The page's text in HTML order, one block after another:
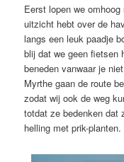
Eerst lopen we
uitzicht hebt over de
langs een leuk paadje
blij dat we geen fietsen
beneden vanwaar je
Myrthe gaan de route
zodat wij ook de weg
totdat ze bedenken dat
helling met prik-